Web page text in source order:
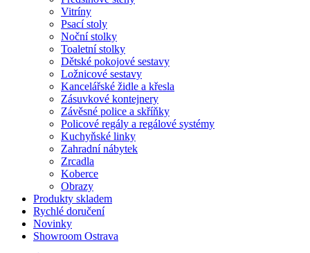
Vitríny
Psací stoly
Noční stolky
Toaletní stolky
Dětské pokojové sestavy
Ložnicové sestavy
Kancelářské židle a křesla
Zásuvkové kontejnery
Závěsné police a skříňky
Policové regály a regálové systémy
Kuchyňské linky
Zahradní nábytek
Zrcadla
Koberce
Obrazy
Produkty skladem
Rychlé doručení
Novinky
Showroom Ostrava